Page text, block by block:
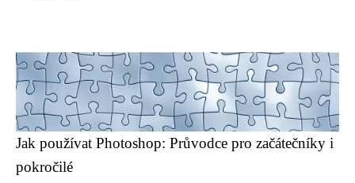
Jak používat Photoshop: Průvodce pro začátečníky i
pokročilé